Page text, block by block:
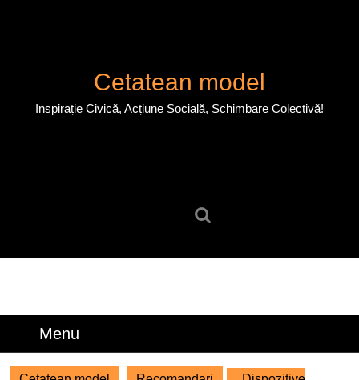
Cetatean model
Inspirație Civică, Acțiune Socială, Schimbare Colectivă!
Menu